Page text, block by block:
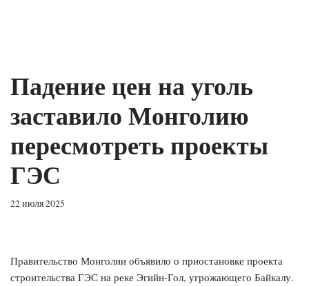
Падение цен на уголь
заставило Монголию
пересмотреть проекты
ГЭС
22 июля 2025
Правительство Монголии объявило о приостановке проекта
строительства ГЭС на реке Эгийн-Гол, угрожающего Байкалу.